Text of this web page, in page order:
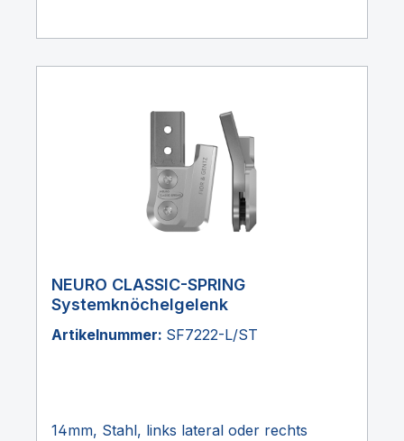
NEURO CLASSIC-SPRING
Systemknöchelgelenk
Artikelnummer: SF7222-L/ST
14mm, Stahl, links lateral oder rechts